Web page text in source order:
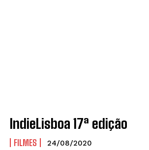
IndieLisboa 17ª edição
FILMES 24/08/2020